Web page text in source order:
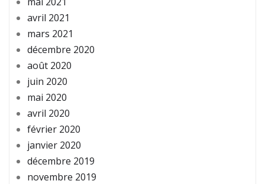
avril 2021
mars 2021
décembre 2020
août 2020
juin 2020
mai 2020
avril 2020
février 2020
janvier 2020
décembre 2019
novembre 2019